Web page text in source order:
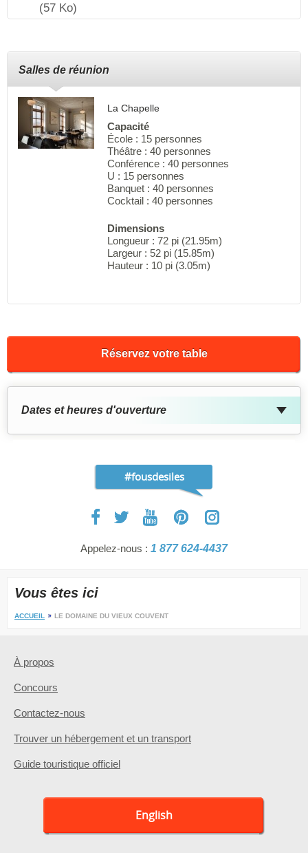
(57 Ko)
Salles de réunion
La Chapelle
Capacité
École : 15 personnes
Théâtre : 40 personnes
Conférence : 40 personnes
U : 15 personnes
Banquet : 40 personnes
Cocktail : 40 personnes
Dimensions
Longueur : 72 pi (21.95m)
Largeur : 52 pi (15.85m)
Hauteur : 10 pi (3.05m)
Réservez votre table
Dates et heures d'ouverture
#fousdesiles
Appelez-nous : 1 877 624-4437
Vous êtes ici
ACCUEIL LE DOMAINE DU VIEUX COUVENT
À propos
Concours
Contactez-nous
Trouver un hébergement et un transport
Guide touristique officiel
English